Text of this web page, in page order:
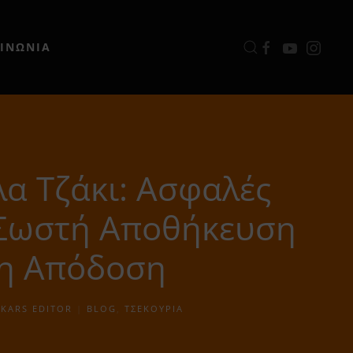
Τζάκι: Ασφαλές
Αποθήκευση
Απόδοση
EDITOR BLOG ΤΣΕΚΟΎΡΙΑ